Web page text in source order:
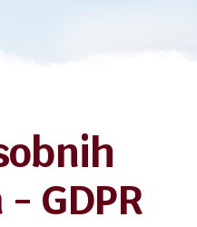
GDPR